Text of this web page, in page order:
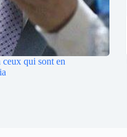
qui sont en